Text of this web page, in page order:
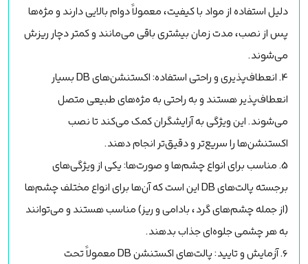
دلیل استفاده از مواد با کیفیت، معمولاً دوام بالایی دارند و مژه‌ها
پس از نصب، مدت زمان بیشتری باقی می‌مانند و کمتر دچار ریزش
می‌شوند.
4. انعطاف‌پذیری و راحتی استفاده: اکستنشن‌های DB بسیار
انعطاف‌پذیر هستند و به راحتی به مژه‌های طبیعی متصل
می‌شوند. این ویژگی به آرایشگران کمک می‌کند تا نصب
اکستنشن‌ها را سریع‌تر و دقیق‌تر انجام دهند.
5. مناسب برای انواع چشم‌ها و صورت‌ها: یکی از ویژگی‌های
برجسته پالت‌های DB این است که آن‌ها برای انواع مختلف چشم‌ها
(از جمله چشم‌های گرد، بادامی و ریز) مناسب هستند و می‌توانند
به هر چشمی جلوه‌ای جذاب بدهند.
6. آزمایش و تایید: پالت‌های اکستنشن DB معمولاً تحت